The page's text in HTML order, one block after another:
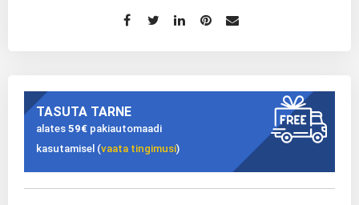
TASUTA TARNE
alates 59€ pakiautomaadi
kasutamisel (vaata tingimusi)